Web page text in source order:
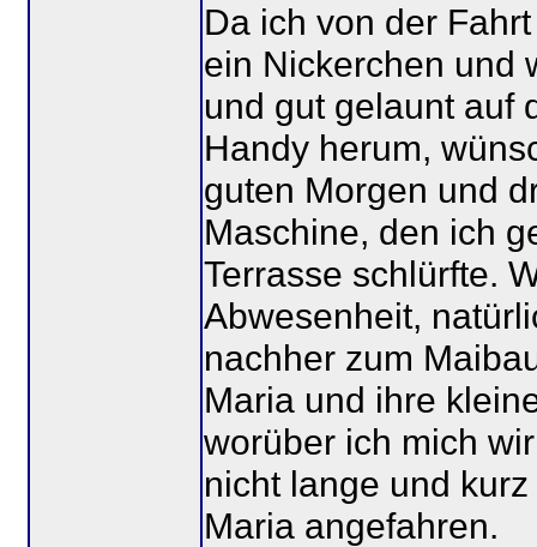
Da ich von der
ein Nickerchen und
und gut gelaunt auf
Handy herum,
guten Morgen und
Maschine, den ich
Terrasse schlürfte.
Abwesenheit,
nachher zum
Maria und ihre
worüber ich mich
nicht lange und
Maria angefahren.